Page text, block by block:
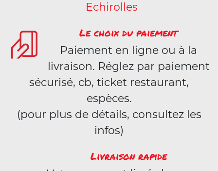
Echirolles
Le choix du paiement
Paiement en ligne ou à la
livraison. Réglez par paiement
sécurisé, cb, ticket restaurant,
espèces.
(pour plus de détails, consultez les
infos)
Livraison rapide